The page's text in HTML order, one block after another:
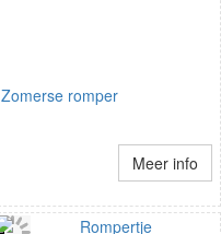
Zomerse romper
Meer info